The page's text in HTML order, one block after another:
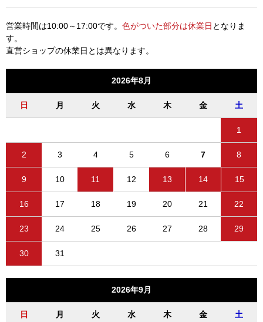
営業時間は10:00～17:00です。 色がついた部分は休業日 となりま
す。
直営ショップの休業日とは異なります。
2026年8月
日 月 火 水 木 金 土
1
2 3 4 5 6 7 8
9 10 11 12 13 14 15
16 17 18 19 20 21 22
23 24 25 26 27 28 29
30 31
2026年9月
日 月 火 水 木 金 土